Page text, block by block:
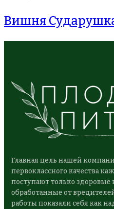
Вишня
Главная цель нашей
первоклассного качества
поступают только
обработанные от
работы показали себя как